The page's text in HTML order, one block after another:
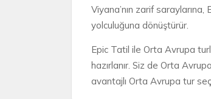
Viyana’nın zarif
yolculuğuna dönüştürür.
Epic Tatil ile Orta Avrupa
hazırlanır. Siz de Orta
avantajlı Orta Avrupa tur